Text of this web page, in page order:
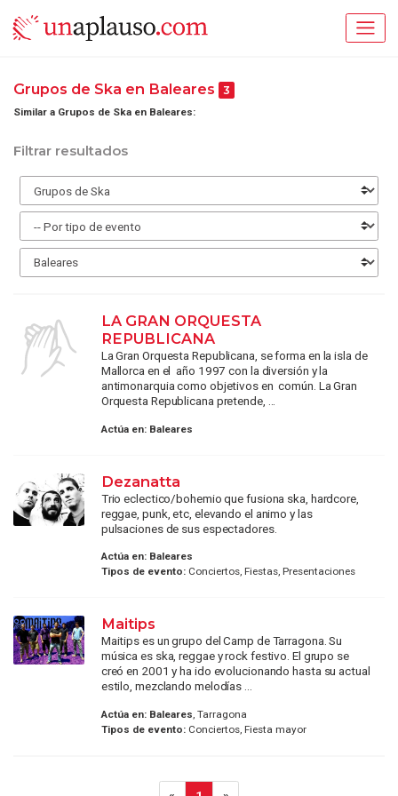
Grupos de Ska en Baleares 3
Similar a Grupos de Ska en Baleares:
Filtrar resultados
LA GRAN ORQUESTA
REPUBLICANA
La Gran Orquesta Republicana, se forma en la isla de
Mallorca en el año 1997 con la diversión y la
antimonarquia como objetivos en común. La Gran
Orquesta Republicana pretende, ...
Actúa en: Baleares
Dezanatta
Trio eclectico/bohemio que fusiona ska, hardcore,
reggae, punk, etc, elevando el animo y las
pulsaciones de sus espectadores.
Actúa en: Baleares
Tipos de evento:Conciertos, Fiestas, Presentaciones
Maitips
Maitips es un grupo del Camp de Tarragona. Su
música es ska, reggae y rock festivo. El grupo se
creó en 2001 y ha ido evolucionando hasta su actual
estilo, mezclando melodías ...
Actúa en: Baleares , Tarragona
Tipos de evento:Conciertos, Fiesta mayor